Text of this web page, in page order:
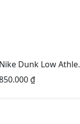
Nike Dunk
₫